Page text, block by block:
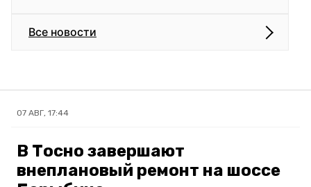
Все новости
07 АВГ, 17:44
В Тосно завершают
внеплановый ремонт на шоссе